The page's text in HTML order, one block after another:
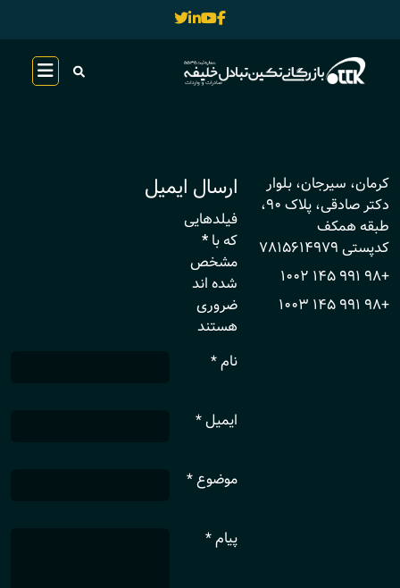
آدرس
کرمان، سیرجان، بلوار
دکتر صادقی، پلاک 90،
طبقه همکف
کدپستی 7815614979
تلفن
+98 991 145 1002
موبایل
+98 991 145 1003
ارسال ایمیل
فیلدهایی
که با*
مشخص
شده اند
ضروری
هستند
نام*
ایمیل*
موضوع*
پیام*